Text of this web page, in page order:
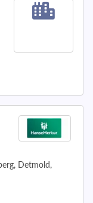
Detmold,